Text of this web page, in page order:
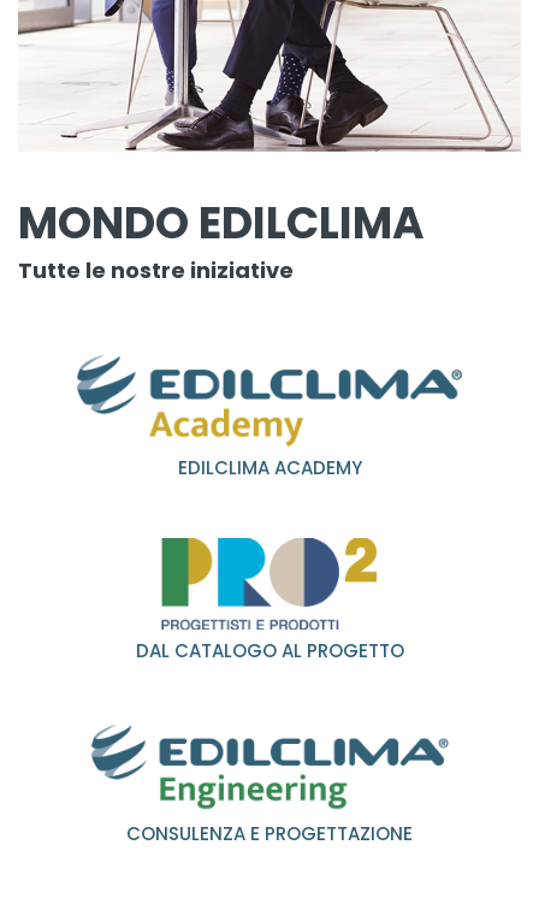
MONDO EDILCLIMA
Tutte le nostre iniziative
EDILCLIMA ACADEMY
DAL CATALOGO AL PROGETTO
CONSULENZA E PROGETTAZIONE